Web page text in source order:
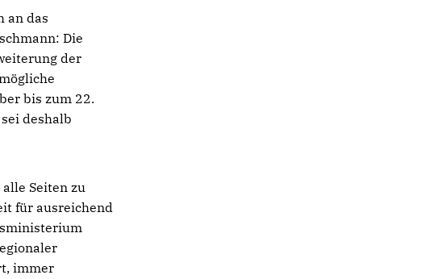
an das
Die
der
bis zum 22.
deshalb
Seiten zu
für ausreichend
immer